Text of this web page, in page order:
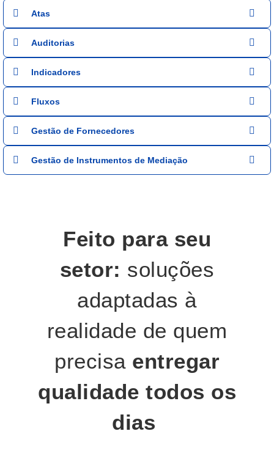
Atas
Auditorias
Indicadores
Fluxos
Gestão de Fornecedores
Gestão de Instrumentos de Mediação
Feito para seu
setor: soluções
adaptadas à
realidade de quem
precisa entregar
qualidade todos os
dias